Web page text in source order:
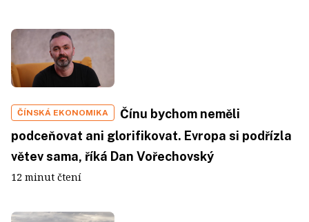
ČÍNSKÁ EKONOMIKA
Čínu bychom neměli
podceňovat ani glorifikovat. Evropa si podřízla
větev sama, říká Dan Vořechovský
12 minut čtení